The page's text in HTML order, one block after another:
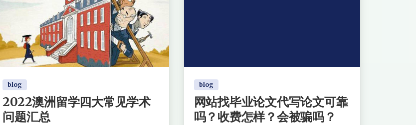
blog
2022澳洲留学四大常见学术
问题汇总
blog
网站找毕业论文代写论文可靠
吗？收费怎样？会被骗吗？